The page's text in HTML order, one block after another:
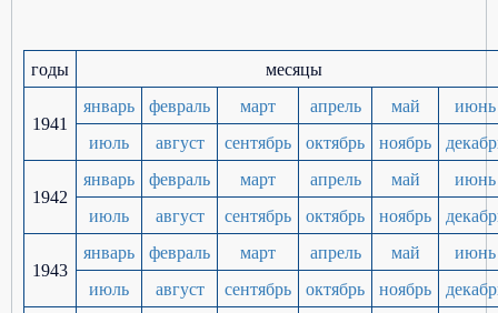
годы месяцы
1941
январь февраль март апрель май
июнь
июль
август сентябрь октябрь ноябрь
1942
январь февраль март апрель май
июнь
июль
август сентябрь октябрь ноябрь
1943
январь февраль март апрель май
июнь
июль
август сентябрь октябрь ноябрь